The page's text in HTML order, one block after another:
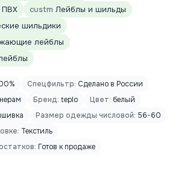
ПВХ custm Лейблы и шильды
шильдики
лейблы
Спецфильтр: Сделано в России
Бренд: teplo Цвет: белый
Размер одежды числовой: 56-60
Текстиль
Готов к продаже